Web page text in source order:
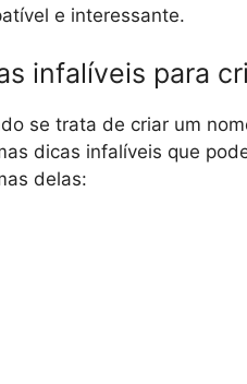
e interessante.
infalíveis para
se trata de criar um
dicas infalíveis que
delas: